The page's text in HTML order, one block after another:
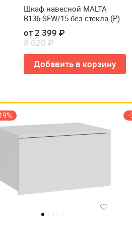
Шкаф навесной MALTA
B136-SFW/15 без стекла (Р)
от 2 399 ₽
8 020 ₽
Добавить в корзину